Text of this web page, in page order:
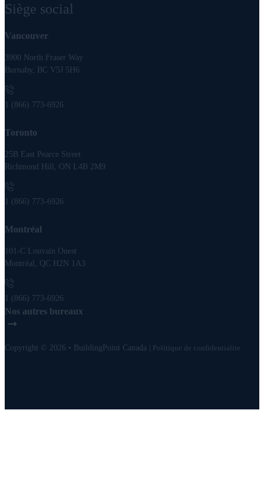
Siège social
Vancouver
3900 North Fraser Way
Burnaby, BC V5J 5H6
1 (866) 773-6926
Toronto
25B East Pearce Street
Richmond Hill, ON L4B 2M9
1 (866) 773-6926
Montréal
101-C Louvain Ouest
Montréal, QC H2N 1A3
1 (866) 773-6926
Nos autres bureaux
Copyright © 2026 • BuildingPoint Canada | Politique de confidentialite